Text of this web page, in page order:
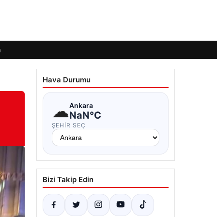
Hava Durumu
☁Ankara
NaN°C
ŞEHIR SEÇ
Bizi Takip Edin